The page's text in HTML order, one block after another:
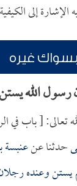
الإشارة إلى
غيره
الله
تعالى: [ باب
حدثنا عنعنبسة
وعنده